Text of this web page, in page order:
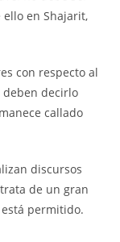
ello en Shajarit,
con respecto al
deben decirlo
callado
discursos
de un gran
permitido.